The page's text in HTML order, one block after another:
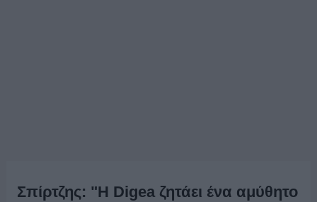
Σπίρτζης: "Η Digea ζητάει ένα αμύθητο